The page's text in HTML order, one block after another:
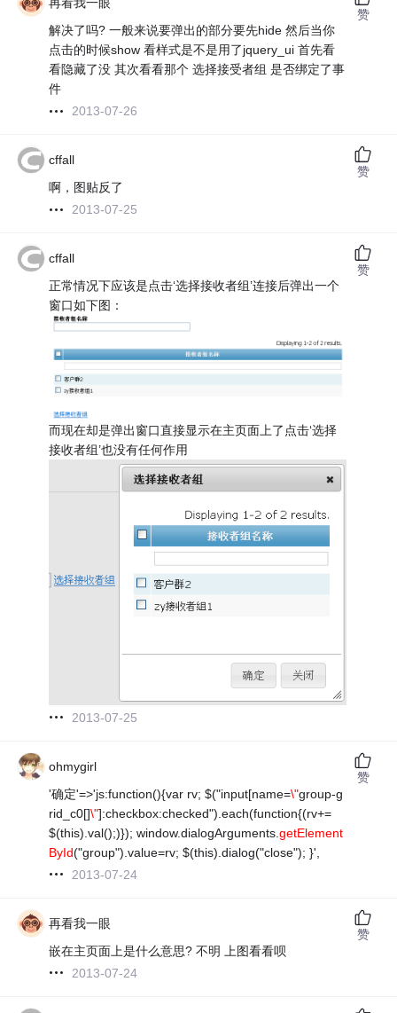
再看我一眼
解决了吗? 一般来说要弹出的部分要先hide 然后当你
点击的时候show 看样式是不是用了jquery_ui 首先看
看隐藏了没 其次看看那个 选择接受者组 是否绑定了事
件
2013-07-26
赞
cffall
啊，图贴反了
2013-07-25
赞
cffall
正常情况下应该是点击‘选择接收者组’连接后弹出一个
窗口如下图：
而现在却是弹出窗口直接显示在主页面上了点击‘选择
接收者组’也没有任何作用
2013-07-25
赞
ohmygirl
'确定'=>'js:function(){var rv; $("input[name=\"group-g
rid_c0[]\"]:checkbox:checked").each(function{(rv+=
$(this).val();)}); window.dialogArguments.getElement
ById("group").value=rv; $(this).dialog("close"); }',
2013-07-24
赞
再看我一眼
嵌在主页面上是什么意思? 不明 上图看看呗
2013-07-24
赞